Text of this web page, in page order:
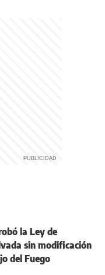
la Ley de
sin modificación
del Fuego